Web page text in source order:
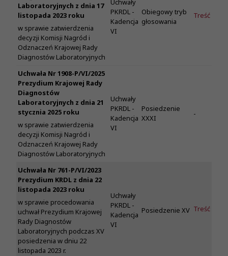
Laboratoryjnych z dnia 17
listopada 2023 roku
w sprawie zatwierdzenia
decyzji Komisji Nagród i
Odznaczeń Krajowej Rady
Diagnostów Laboratoryjnych
Uchwały
PKRDL -
Kadencja
VI
Obiegowy tryb
głosowania
Treść
Uchwała Nr 1908-P/VI/2025
Prezydium Krajowej Rady
Diagnostów
Laboratoryjnych z dnia 21
stycznia 2025 roku
w sprawie zatwierdzenia
decyzji Komisji Nagród i
Odznaczeń Krajowej Rady
Diagnostów Laboratoryjnych
Uchwały
PKRDL -
Kadencja
VI
Posiedzenie
XXXI
-
Uchwała Nr 761-P/VI/2023
Prezydium KRDL z dnia 22
listopada 2023 roku
w sprawie procedowania
uchwał Prezydium Krajowej
Rady Diagnostów
Laboratoryjnych podczas XV
posiedzenia w dniu 22
listopada 2023 r.
Uchwały
PKRDL -
Kadencja
VI
Posiedzenie XV Treść